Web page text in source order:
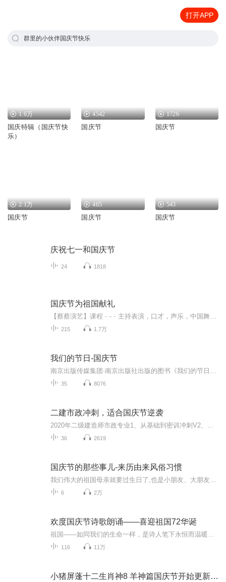
打开APP
群里的小伙伴国庆节快乐
1.6万
国庆特辑（国庆节快
乐）
4542
国庆节
1726
国庆节
2.1万
国庆节
465
国庆节
543
国庆节
庆祝七一和国庆节
24 1818
国庆节为祖国献礼
215 1.7万
我们的节日-国庆节
35 8076
二建市政冲刺，适合国庆节逆袭
36 2619
国庆节的那些事儿-来历由来风俗习惯
6 2万
欢度国庆节诗歌朗诵——喜迎祖国72华诞
116 11万
小猪屏蓬十二生肖神8 羊神篇国庆节开始更新啦！